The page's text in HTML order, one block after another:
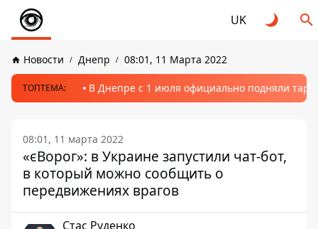
UK
Новости Днепр 08:01, 11 Марта 2022
ТОПТЕМА: В Днепре с 1 июля официально подняли
08:01, 11 марта 2022
«єВорог»: в Украине запустили чат-бот,
в который можно сообщить о
передвижениях врагов
Стаc Руденко